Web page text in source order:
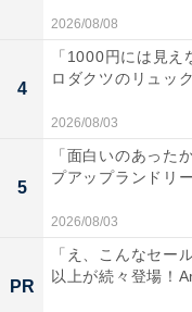
「ユーグレナつけ
限定で復活
第2弾の9月16～29
「ユーグレナつけめ
2026/08/08
4
「1000円には見
ロダクツのリュッ
2026/08/03
5
「面白いのあった
プアップランドリ
2026/08/03
PR
「え、こんなセー
以上が続々登場！